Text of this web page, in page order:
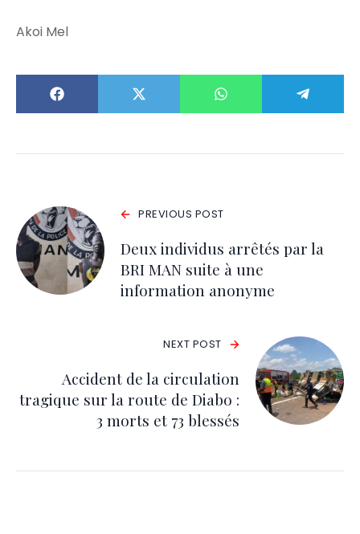
Akoi Mel
PREVIOUS POST
Deux individus arrêtés par la
BRI MAN suite à une
information anonyme
NEXT POST
Accident de la circulation
tragique sur la route de Diabo :
3 morts et 73 blessés